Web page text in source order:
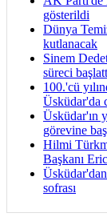
gösterildi
Dünya
kutlanacak
Sinem
süreci
100.'cü
Üsküdar'da
Üsküdar'ın
görevine
Hilmi
Başkanı
sofrası